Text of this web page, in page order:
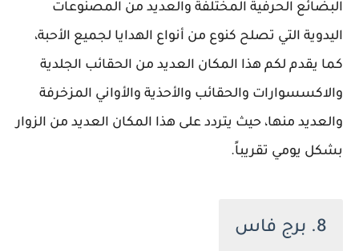
البضائع الحرفية المختلفة والعديد من المصنوعات
اليدوية التي تصلح كنوع من أنواع الهدايا لجميع الأحبة،
كما يقدم لكم هذا المكان العديد من الحقائب الجلدية
والاكسسوارات والحقائب والأحذية والأواني المزخرفة
والعديد منها، حيث يتردد على هذا المكان العديد من الزوار
بشكل يومي تقريباً.
8. برج فاس